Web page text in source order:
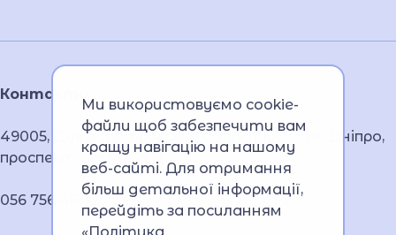
Контакти
49005, Дніпропетровська область, місто Дніпро,
проспект Науки, 26А
056 756 46 32
Ми використовуємо cookie-
файли щоб забезпечити вам
кращу навігацію на нашому
веб-сайті. Для отримання
більш детальної інформації,
перейдіть за посиланням